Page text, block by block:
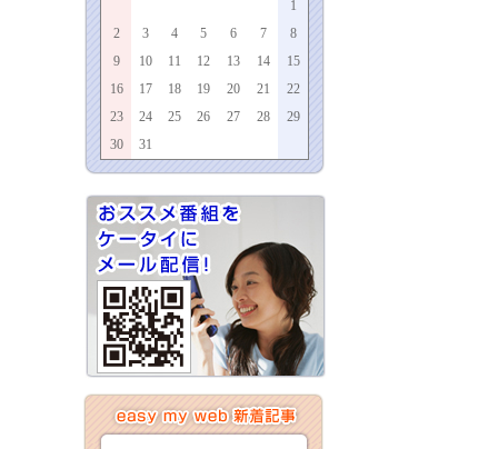
1
2
3 4 5 6 7
8
9
10 11 12 13 14
15
16
17 18 19 20 21
22
23
24 25 26 27 28
29
30
31